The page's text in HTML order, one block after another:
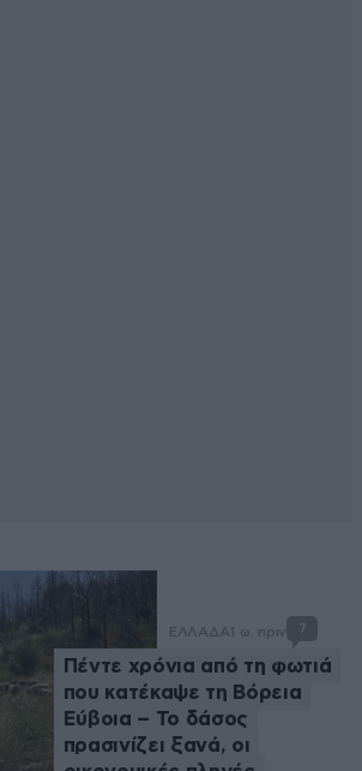
ΕΛΛΑΔΑ 1 ω. πριν 7
Πέντε χρόνια από τη φωτιά
που κατέκαψε τη Βόρεια
Εύβοια – Το δάσος
πρασινίζει ξανά, οι